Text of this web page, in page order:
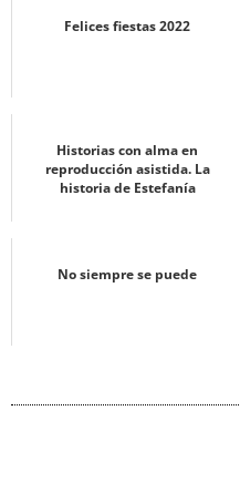
Felices fiestas 2022
Historias con alma en
reproducción asistida. La
historia de Estefanía
No siempre se puede